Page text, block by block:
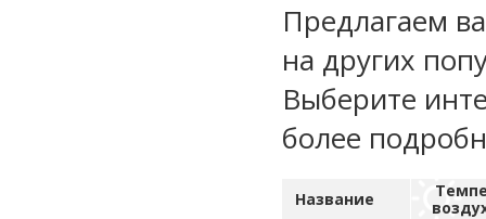
Предлагаем
на других
Выберите
более
Название